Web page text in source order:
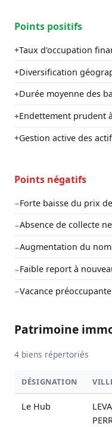
Points positifs
+Taux d'occupation
+Diversification
+Durée moyenne des
+Endettement prudent
+Gestion active des
Points négatifs
−Forte baisse du prix
−Absence de collecte
−Augmentation du
−Faible report à
−Vacance
Patrimoine
4 biens répertoriés
DÉSIGNATION
Le Hub